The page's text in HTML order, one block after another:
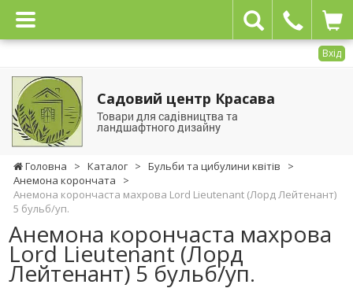
Вхід
Садовий центр Красава
Товари для садівництва та
ландшафтного дизайну
Головна > Каталог > Бульби та цибулини квітів
>
Анемона корончата
>
Анемона корончаста махрова Lord Lieutenant (Лорд Лейтенант)
5 бульб/уп.
Анемона корончаста махрова
Lord Lieutenant (Лорд
Лейтенант) 5 бульб/уп.